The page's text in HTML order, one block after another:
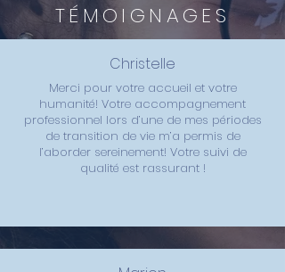
TÉMOIGNAGES
Christelle
Merci pour votre accueil et votre
humanité! Votre accompagnement
professionnel lors d’une de mes périodes
de transition de vie m’a permis de
l’aborder sereinement! Votre suivi de
qualité est rassurant !